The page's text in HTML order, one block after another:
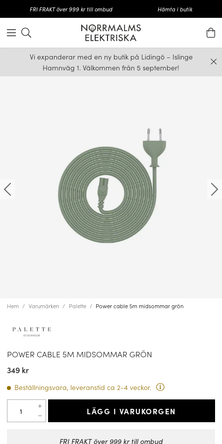
FRI FRAKT över 999 kr till ombud Hämta i butik
Vi expanderar med en ny butik på Lidingö – Islinge
Hamnväg 1. Välkommen från 5 september!
Hem Varumärken Palette Power cable 5m midsommar grön
POWER CABLE 5M MIDSOMMAR GRÖN
349 kr
Beställningsvara, leveranstid ca 2-4 veckor.
LÄGG I VARUKORGEN
FRI FRAKT över 999 kr till ombud